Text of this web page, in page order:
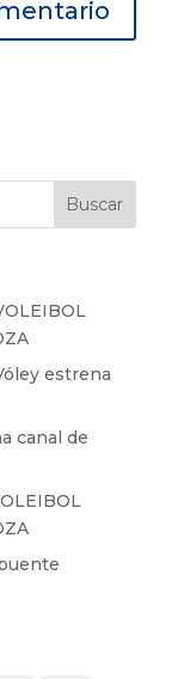
estrena
canal de